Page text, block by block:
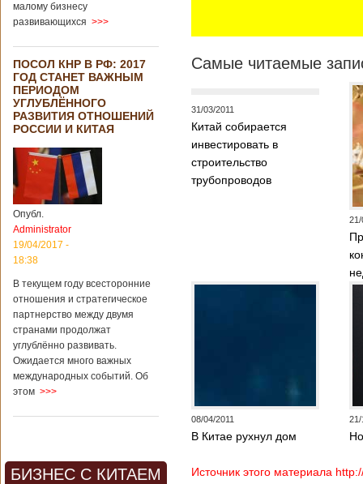
малому бизнесу
развивающихся >>>
ПОСОЛ КНР В РФ: 2017
ГОД СТАНЕТ ВАЖНЫМ
ПЕРИОДОМ
УГЛУБЛЁННОГО
РАЗВИТИЯ ОТНОШЕНИЙ
РОССИИ И КИТАЯ
Опубл.
Administrator
19/04/2017 -
18:38
В текущем году всесторонние
отношения и стратегическое
партнерство между двумя
странами продолжат
углублённо развивать.
Ожидается много важных
международных событий. Об
этом >>>
БИЗНЕС С КИТАЕМ
Самые читаемые
31/03/2011
Китай собирается
инвестировать в
строительство
трубопроводов
21/
08/04/2011
В Китае рухнул дом
21/
Источник этого материала